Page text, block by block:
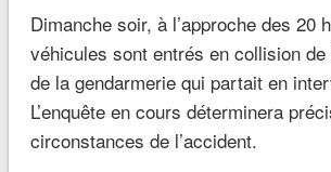
Dimanche soir, à l’approche des 20
véhicules sont entrés en collision
de la gendarmerie qui partait en
L’enquête en cours déterminera
circonstances de l’accident.